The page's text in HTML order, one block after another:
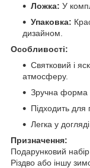
Ложка: У
Упаковка:
дизайном.
Особливості:
Святковий і
атмосферу.
Зручна форма
Підходить для
Легка у
Призначення:
Подарунковий
Різдво або іншу